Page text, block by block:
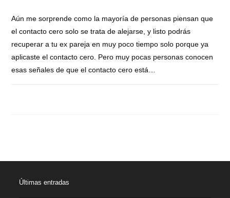
Aún me sorprende como la mayoría de personas piensan que
el contacto cero solo se trata de alejarse, y listo podrás
recuperar a tu ex pareja en muy poco tiempo solo porque ya
aplicaste el contacto cero. Pero muy pocas personas conocen
esas señales de que el contacto cero está…
Últimas entradas